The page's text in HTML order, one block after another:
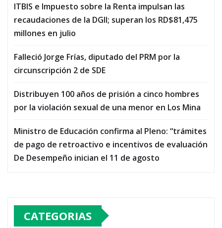
ITBIS e Impuesto sobre la Renta impulsan las
recaudaciones de la DGII; superan los RD$81,475
millones en julio
Falleció Jorge Frías, diputado del PRM por la
circunscripción 2 de SDE
Distribuyen 100 años de prisión a cinco hombres
por la violación sexual de una menor en Los Mina
Ministro de Educación confirma al Pleno: “trámites
de pago de retroactivo e incentivos de evaluación
De Desempeño inician el 11 de agosto
CATEGORIAS